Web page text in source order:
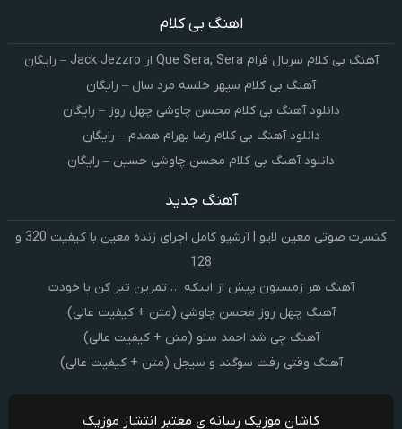
اهنگ بی کلام
آهنگ بی کلام سریال فرام Que Sera, Sera از Jack Jezzro – رایگان
آهنگ بی کلام سپهر خلسه مرد سال – رایگان
دانلود آهنگ بی کلام محسن چاوشی چهل روز – رایگان
دانلود آهنگ بی کلام رضا بهرام همدم – رایگان
دانلود آهنگ بی کلام محسن چاوشی حسین – رایگان
آهنگ جدید
کنسرت صوتی معین لایو | آرشیو کامل اجرای زنده معین با کیفیت 320 و
128
آهنگ هر زمستون پیش از اینکه … تمرین تبر کن با خودت
آهنگ چهل روز محسن چاوشی (متن + کیفیت عالی)
آهنگ چی شد احمد سلو (متن + کیفیت عالی)
آهنگ وقتی رفت سوگند و سیجل (متن + کیفیت عالی)
کاشان موزیک رسانه ی معتبر انتشار موزیک